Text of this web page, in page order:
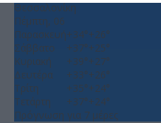
Θεσσαλονίκη
Πέμπτη, 06
Παρασκευή+34°+26°
Σάββατο
+37°+25°
Κυριακή
+39°+27°
Δευτέρα
+33°+26°
Τρίτη
+35°+24°
Τετάρτη
+37°+24°
Πρόγνωση για 7 μέρες